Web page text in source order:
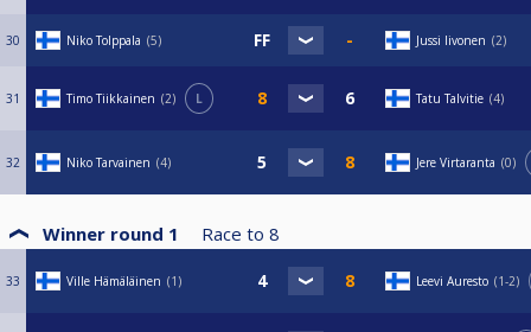
30 Niko Tolppala 5 Jussi Iivonen 2
31 Timo Tiikkainen 2 L Tatu Talvitie 4
32 Niko Tarvainen 4 Jere Virtaranta 0
Winner round 1 Race to 8
33 Ville Hämäläinen 1 Leevi Auresto 1-2